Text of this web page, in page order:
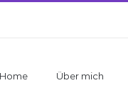
Home Über mich